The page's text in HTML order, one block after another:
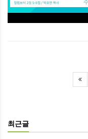
최근글